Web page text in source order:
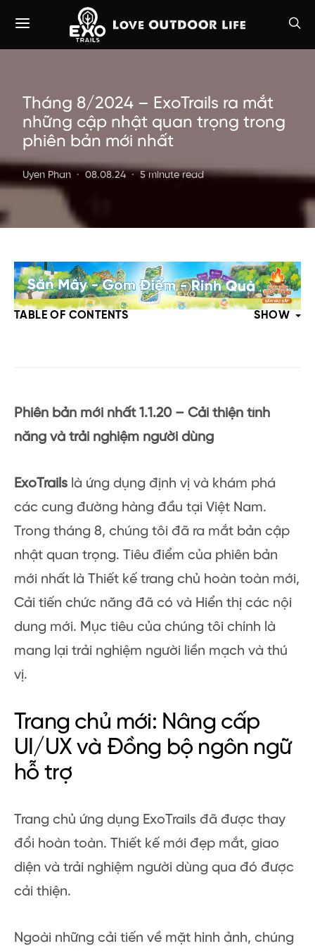
Tháng 8/2024 – ExoTrails ra mắt
những cập nhật quan trọng trong
phiên bản mới nhất
Uyen Phan 08.08.24 5 minute read
TABLE OF CONTENTS SHOW
Phiên bản mới nhất 1.1.20 – Cải thiện tính
năng và trải nghiệm người dùng
ExoTrails là ứng dụng định vị và khám phá
các cung đường hàng đầu tại Việt Nam.
Trong tháng 8, chúng tôi đã ra mắt bản cập
nhật quan trọng. Tiêu điểm của phiên bản
mới nhất là Thiết kế trang chủ hoàn toàn mới,
Cải tiến chức năng đã có và Hiển thị các nội
dung mới. Mục tiêu của chúng tôi chính là
mang lại trải nghiệm người liền mạch và thú
vị.
Trang chủ mới: Nâng cấp
UI/UX và Đồng bộ ngôn ngữ
hỗ trợ
Trang chủ ứng dụng ExoTrails đã được thay
đổi hoàn toàn. Thiết kế mới đẹp mắt, giao
diện và trải nghiệm người dùng qua đó được
cải thiện.
Ngoài những cải tiến về mặt hình ảnh, chúng